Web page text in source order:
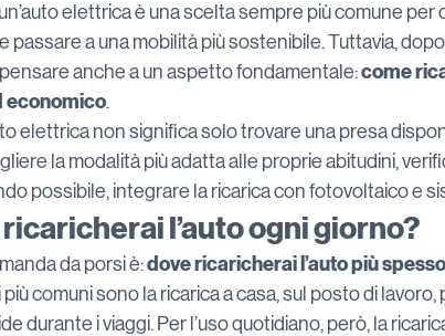
elettrica è una scelta sempre più comune per
passare a una mobilità più sostenibile. Tuttavia,
anche a un aspetto fondamentale: come
economico.
elettrica non significa solo trovare una presa
la modalità più adatta alle proprie abitudini,
possibile, integrare la ricarica con fotovoltaico e
ricaricherai l’auto ogni giorno?
da porsi è: dove ricaricherai l’auto più
più comuni sono la ricarica a casa, sul posto di
durante i viaggi. Per l’uso quotidiano, però, la